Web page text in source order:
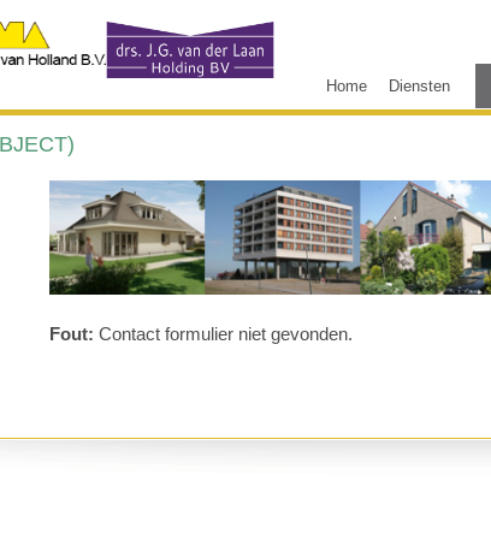
Home Diensten
Fout: Contact formulier niet gevonden.